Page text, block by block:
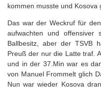
kommen musste und Kosova
Das war der Weckruf für
aufwachten und offensiver
Ballbesitz, aber der TSVB
Preuß der nur die Latte traf.
und in der 37.Min war es
von Manuel Frommelt glich
Nun war wieder Kosova